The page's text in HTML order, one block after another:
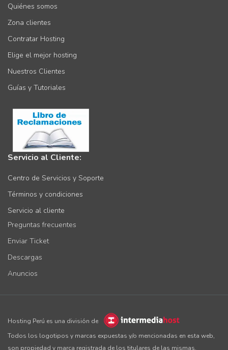
Quiénes somos
Zona clientes
Contratar Hosting
Elige el mejor hosting
Nuestros Clientes
Guías y Tutoriales
Servicio al Cliente:
Centro de Servicios y Soporte
Términos y condiciones
Servicio al cliente
Preguntas frecuentes
Enviar Ticket
Descargas
Anuncios
Hosting Perú es una división de
Todos los logotipos y marcas expuestas y/o mencionadas en esta web,
son propiedad y marca registrada de los titulares de las mismas.